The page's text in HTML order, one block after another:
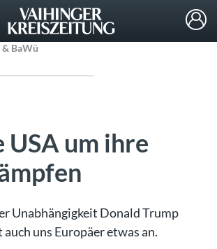
BaWü
USA um ihre
Unabhängigkeit Donald Trump
uns Europäer etwas an.